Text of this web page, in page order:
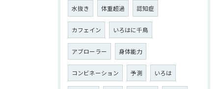
水抜き 体重超過 認知症
カフェイン いろはに千鳥
アブローラー 身体能力
コンビネーション 予測 いろは